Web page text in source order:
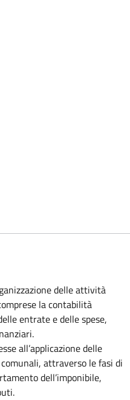
delle attività
la contabilità
entrate e delle spese,
all’applicazione delle
attraverso le fasi di
dell’imponibile,